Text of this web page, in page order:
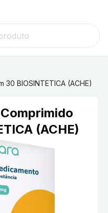
BIOSINTETICA (ACHE)
(ACHE)